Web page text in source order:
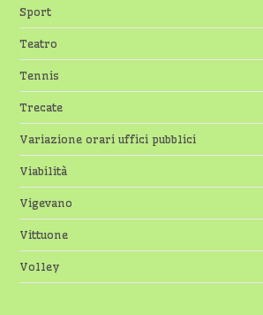
Sport
Teatro
Tennis
Trecate
Variazione orari uffici pubblici
Viabilità
Vigevano
Vittuone
Volley